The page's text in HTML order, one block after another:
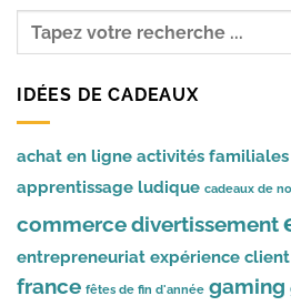
IDÉES DE CADEAUX
achat en ligne activités familiales
apprentissage ludique cadeaux de
commercedivertissement
entrepreneuriat expérience client
france fêtes de fin d'année gaming